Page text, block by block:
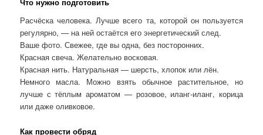
Расчёска человека. Лучше всего та, которой он пользуется
регулярно, — на ней остаётся его энергетический след.
Ваше фото. Свежее, где вы одна, без посторонних.
Красная свеча. Желательно восковая.
Красная нить. Натуральная — шерсть, хлопок или лён.
Немного масла. Можно взять обычное растительное, но
лучше с тёплым ароматом — розовое, иланг-иланг, корица
или даже оливковое.
Как провести обряд